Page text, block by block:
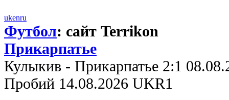
ukenru
Футбол: сайт Terrikon
Прикарпатье
Кулыкив - Прикарпатье 2:1
Пробий 14.08.2026 UKR1